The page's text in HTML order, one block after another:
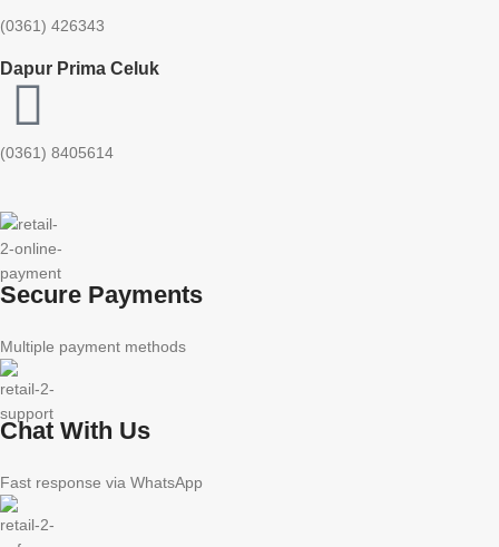
(0361) 426343
Dapur Prima Celuk
(0361) 8405614
Secure Payments
Multiple payment methods
Chat With Us
Fast response via WhatsApp